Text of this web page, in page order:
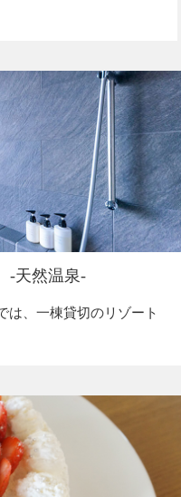
-天然温泉-
は、一棟貸切のリゾート